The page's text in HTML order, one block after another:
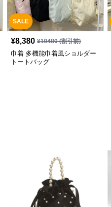
SALE
¥8,380 ¥10480(割引前)
巾着 多機能巾着風ショルダー
トートバッグ